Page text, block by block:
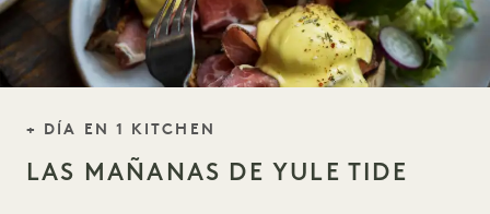
ESLOGAN NOCHEBUENA
+ DÍA EN 1 KITCHEN
LAS MAÑANAS DE YULE TIDE